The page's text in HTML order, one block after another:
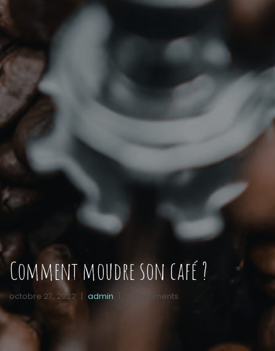
Comment moudre son café ?
octobre 27, 2022 | admin 0 Comments